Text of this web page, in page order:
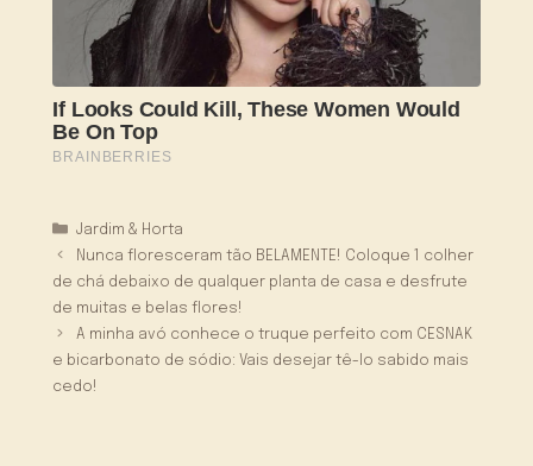
Categorias
Jardim & Horta
Nunca floresceram tão BELAMENTE! Coloque 1 colher
de chá debaixo de qualquer planta de casa e desfrute
de muitas e belas flores!
A minha avó conhece o truque perfeito com CESNAK
e bicarbonato de sódio: Vais desejar tê-lo sabido mais
cedo!